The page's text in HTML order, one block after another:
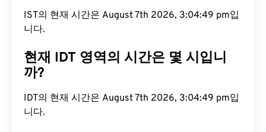
IST의 현재 시간은 August 7th 2026, 3:04:50 pm입
니다.
현재 IDT 영역의 시간은 몇 시입니
까?
IDT의 현재 시간은 August 7th 2026, 3:04:50 pm입
니다.